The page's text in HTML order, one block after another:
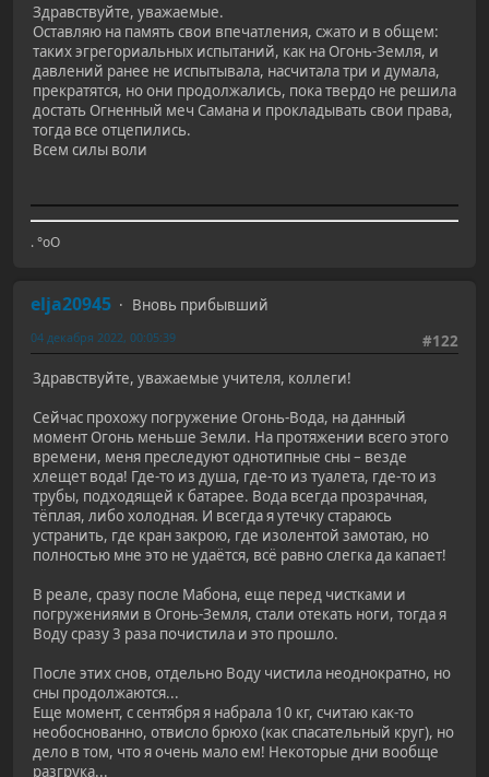
Здравствуйте, уважаемые.
Оставляю на память свои впечатления, сжато и в общем:
таких эгрегориальных испытаний, как на Огонь-Земля, и
давлений ранее не испытывала, насчитала три и думала,
прекратятся, но они продолжались, пока твердо не решила
достать Огненный меч Самана и прокладывать свои права,
тогда все отцепились.
Всем силы воли
. °оО
elja20945
Вновь прибывший
#122
04 декабря 2022, 00:05:39
Здравствуйте, уважаемые учителя, коллеги!
Сейчас прохожу погружение Огонь-Вода, на данный
момент Огонь меньше Земли. На протяжении всего этого
времени, меня преследуют однотипные сны – везде
хлещет вода! Где-то из душа, где-то из туалета, где-то из
трубы, подходящей к батарее. Вода всегда прозрачная,
тёплая, либо холодная. И всегда я утечку стараюсь
устранить, где кран закрою, где изолентой замотаю, но
полностью мне это не удаётся, всё равно слегка да капает!
В реале, сразу после Мабона, еще перед чистками и
погружениями в Огонь-Земля, стали отекать ноги, тогда я
Воду сразу 3 раза почистила и это прошло.
После этих снов, отдельно Воду чистила неоднократно, но
сны продолжаются...
Еще момент, с сентября я набрала 10 кг, считаю как-то
необоснованно, отвисло брюхо (как спасательный круг), но
дело в том, что я очень мало ем! Некоторые дни вообще
разгрука...